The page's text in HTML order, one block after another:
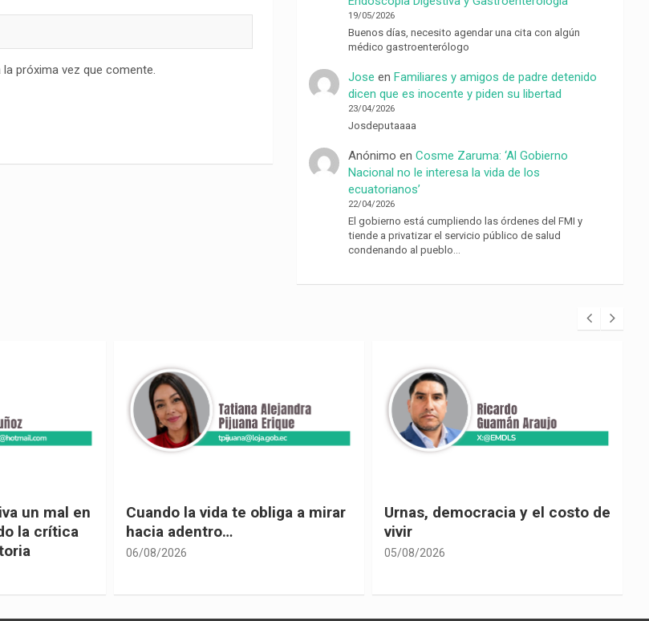
próxima vez que comente.
19/05/2026
Buenos días, necesito agendar una cita con algún
médico gastroenterólogo
Jose enFamiliares y amigos de padre detenido
dicen que es inocente y piden su libertad
23/04/2026
Josdeputaaaa
Anónimo enCosme Zaruma: ‘Al Gobierno
Nacional no le interesa la vida de los
ecuatorianos’
22/04/2026
El gobierno está cumpliendo las órdenes del FMI y
tiende a privatizar el servicio público de salud
condenando al pueblo…
a mirar
Urnas, democracia y el costo de
vivir
05/08/2026
El país de las explicaciones
convenientes
05/08/2026